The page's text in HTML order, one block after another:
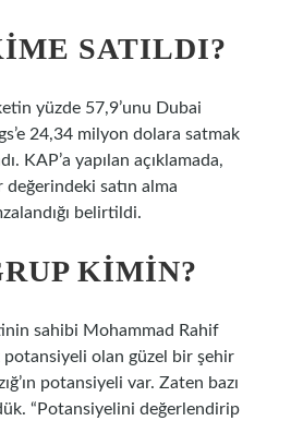
SATILDI?
yüzde 57,9’unu Dubai
24,34 milyon dolara satmak
KAP’a yapılan açıklamada,
değerindeki satın alma
belirtildi.
KIMIN?
sahibi Mohammad Rahif
potansiyeli olan güzel bir şehir
potansiyeli var. Zaten bazı
“Potansiyelini değerlendirip